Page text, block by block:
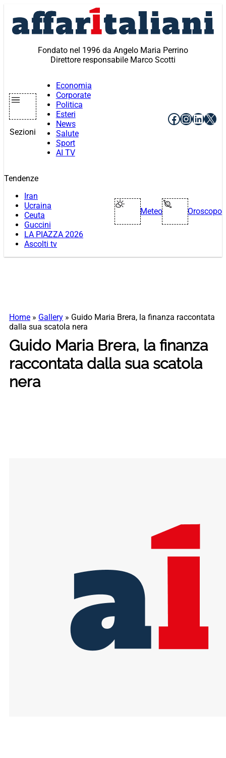
contenuto
Fondato nel 1996 da Angelo Maria Perrino
Direttore responsabile Marco Scotti
Sezioni
Economia
Corporate
Politica
Esteri
News
Salute
Sport
AI TV
Facebook
X
Tendenze
Iran
Ucraina
Ceuta
Guccini
LA PIAZZA 2026
Ascolti tv
Meteo Oroscopo
Home » Gallery » Guido Maria Brera, la finanza raccontata
dalla sua scatola nera
Guido Maria Brera, la finanza
raccontata dalla sua scatola
nera